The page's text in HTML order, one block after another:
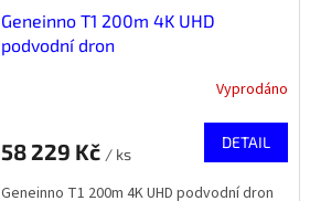
Geneinno T1 200m 4K UHD
podvodní dron
Vyprodáno
58 229 Kč / ks
DETAIL
Geneinno T1 200m 4K UHD podvodní dron